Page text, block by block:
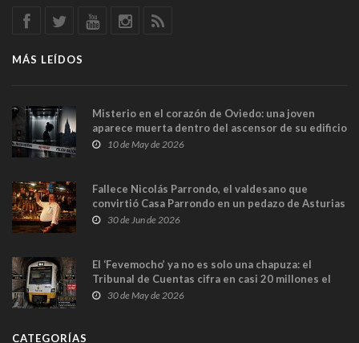
MÁS LEÍDOS
Misterio en el corazón de Oviedo: una joven
aparece muerta dentro del ascensor de su edificio
y las cámaras captan sus últimos minutos
10 de May de 2026
Fallece Nicolás Parrondo, el valdesano que
convirtió Casa Parrondo en un pedazo de Asturias
en Madrid
30 de Jun de 2026
El ‘Fevemocho’ ya no es solo una chapuza: el
Tribunal de Cuentas cifra en casi 20 millones el
sobrecoste de los trenes que no cabían por los
30 de May de 2026
CATEGORÍAS